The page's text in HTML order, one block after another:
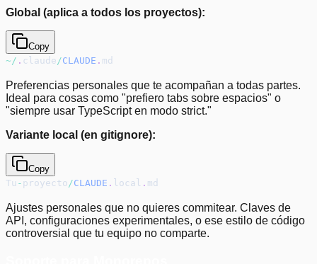
Global (aplica a todos los proyectos):
Copy
~/ . claude/CLAUDE . md
Preferencias personales que te acompañan a todas partes.
Ideal para cosas como "prefiero tabs sobre espacios" o
"siempre usar TypeScript en modo strict."
Variante local (en gitignore):
Copy
Tu - proyecto/CLAUDE . local . md
Ajustes personales que no quieres commitear. Claves de
API, configuraciones experimentales, o ese estilo de código
controversial que tu equipo no comparte.